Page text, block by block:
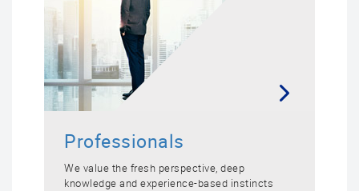
Professionals
We value the fresh perspective, deep
knowledge and experience-based instincts